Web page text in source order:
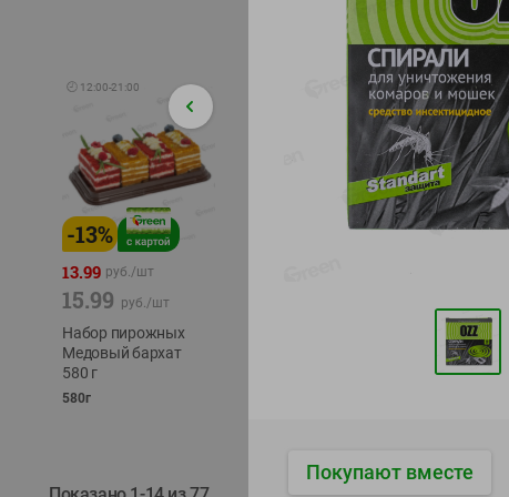
🕘 12:00-21:00
-13%
13.99 руб./шт
15.99 руб./шт
Набор пирожных
Медовый бархат
580 г
580г
-24%
ТВЕРДЫЙ
230г
Покупают вместе